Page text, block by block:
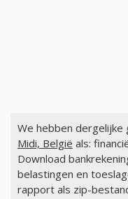
We hebben dergelijke
Midi, België als:
Download
belastingen en
rapport als zip-